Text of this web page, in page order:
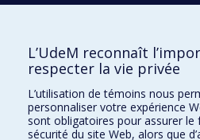
Nous trouver
L’UdeM reconnaît
respecter la vie privée
L’utilisation de témoins nous
personnaliser votre expérience
sont obligatoires pour assurer
sécurité du site Web, alors que